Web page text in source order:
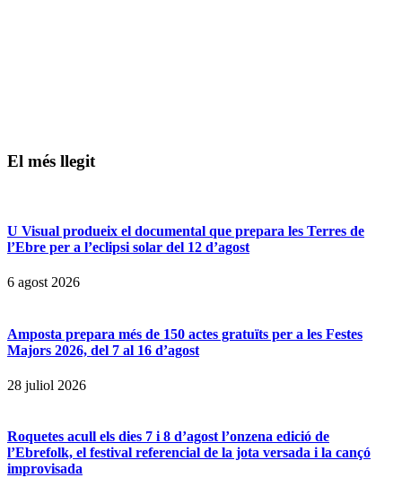
El més llegit
U Visual produeix el documental que prepara les Terres de
l’Ebre per a l’eclipsi solar del 12 d’agost
6 agost 2026
Amposta prepara més de 150 actes gratuïts per a les Festes
Majors 2026, del 7 al 16 d’agost
28 juliol 2026
Roquetes acull els dies 7 i 8 d’agost l’onzena edició de
l’Ebrefolk, el festival referencial de la jota versada i la cançó
improvisada